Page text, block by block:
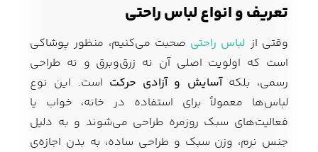
تعریف و انواع لباس راحتی
وقتی از لباس راحتی صحبت می‌کنیم، منظور پوشاکی
است که اولویت اصلی آن نه زرق‌وبرق و نه طراحی
رسمی، بلکهآسایش و آزادی حرکت است. این نوع
لباس‌ها معمولاً برای استفاده در خانه، خواب یا
فعالیت‌های سبک روزمره طراحی می‌شوند و به دلیل
جنس نرم، وزن سبک و طراحی ساده، به بدن اجازه‌ی